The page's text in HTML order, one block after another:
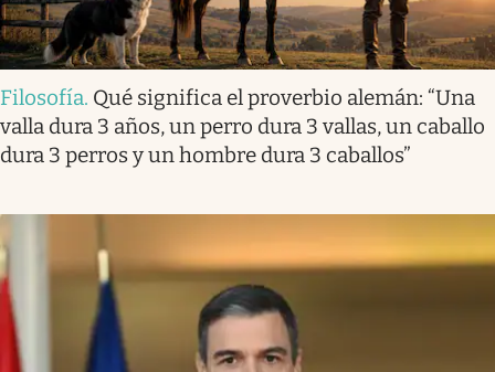
Filosofía. Qué significa el proverbio alemán: “Una
valla dura 3 años, un perro dura 3 vallas, un caballo
dura 3 perros y un hombre dura 3 caballos”